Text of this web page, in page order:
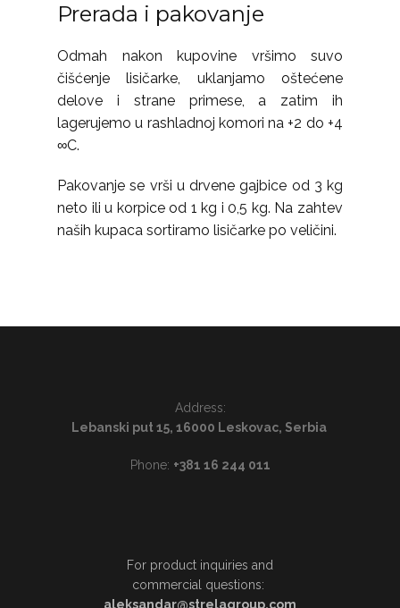
Prerada i pakovanje
Odmah nakon kupovine vršimo suvo
čišćenje lisičarke, uklanjamo oštećene
delove i strane primese, a zatim ih
lagerujemo u rashladnoj komori na +2 do +4
∞C.
Pakovanje se vrši u drvene gajbice od 3 kg
neto ili u korpice od 1 kg i 0,5 kg. Na zahtev
naših kupaca sortiramo lisičarke po veličini.
Address:
Lebanski put 15, 16000 Leskovac, Serbia
Phone: +381 16 244 011
For product inquiries and
commercial questions:
aleksandar@strelagroup.com